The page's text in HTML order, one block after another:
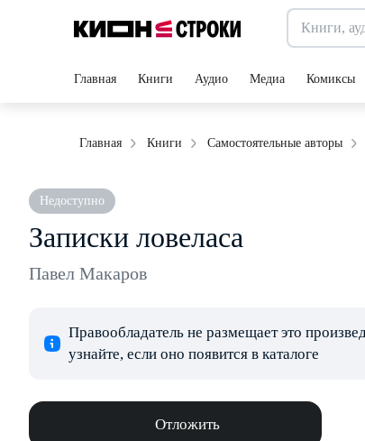
Главная Книги Аудио Медиа Комиксы
Главная Книги Самостоятельные авторы
Недоступно
Записки ловеласа
Павел Макаров
Правообладатель не размещает это
узнайте, если оно появится в каталоге
Отложить